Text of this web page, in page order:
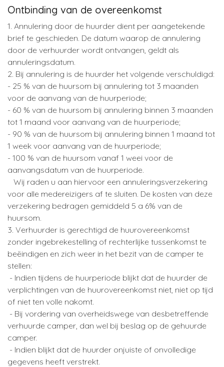
Ontbinding van de overeenkomst
1. Annulering door de huurder dient per aangetekende
brief te geschieden. De datum waarop de annulering
door de verhuurder wordt ontvangen, geldt als
annuleringsdatum.
2. Bij annulering is de huurder het volgende verschuldigd:
- 25 % van de huursom bij annulering tot 3 maanden
voor de aanvang van de huurperiode;
- 60 % van de huursom bij annulering binnen 3 maanden
tot 1 maand voor aanvang van de huurperiode;
- 90 % van de huursom bij annulering binnen 1 maand tot
1 week voor aanvang van de huurperiode;
- 100 % van de huursom vanaf 1 weei voor de
aanvangsdatum van de huurperiode.
Wij raden u aan hiervoor een annuleringsverzekering
voor alle medereizigers af te sluiten. De kosten van deze
verzekering bedragen gemiddeld 5 a 6% van de
huursom.
3. Verhuurder is gerechtigd de huurovereenkomst
zonder ingebrekestelling of rechterlijke tussenkomst te
beëindigen en zich weer in het bezit van de camper te
stellen:
- Indien tijdens de huurperiode blijkt dat de huurder de
verplichtingen van de huurovereenkomst niet, niet op tijd
of niet ten volle nakomt.
- Bij vordering van overheidswege van desbetreffende
verhuurde camper, dan wel bij beslag op de gehuurde
camper.
- Indien blijkt dat de huurder onjuiste of onvolledige
gegevens heeft verstrekt.